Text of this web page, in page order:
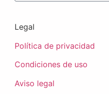
Legal
Política de privacidad
Condiciones de uso
Aviso legal